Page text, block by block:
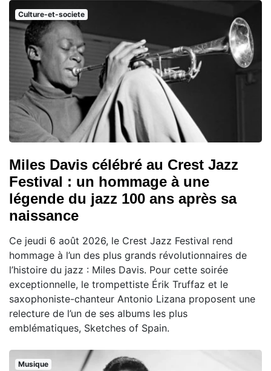
Culture-et-societe
Miles Davis célébré au Crest Jazz
Festival : un hommage à une
légende du jazz 100 ans après sa
naissance
Ce jeudi 6 août 2026, le Crest Jazz Festival rend
hommage à l’un des plus grands révolutionnaires de
l’histoire du jazz : Miles Davis. Pour cette soirée
exceptionnelle, le trompettiste Érik Truffaz et le
saxophoniste-chanteur Antonio Lizana proposent une
relecture de l’un de ses albums les plus
emblématiques, Sketches of Spain.
Musique